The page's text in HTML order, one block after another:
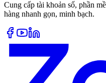
Cung cấp tài khoản số, phần
hàng nhanh gọn, minh bạch.